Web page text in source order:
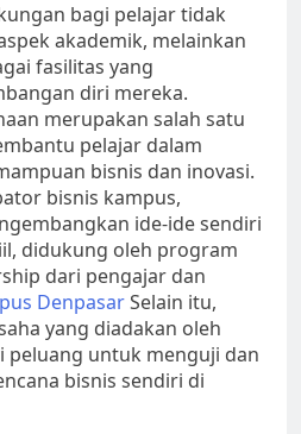
bagi pelajar tidak
akademik, melainkan
fasilitas yang
diri mereka.
merupakan salah satu
pelajar dalam
bisnis dan inovasi.
bisnis kampus,
ide-ide sendiri
didukung oleh program
dari pengajar dan
DenpasarSelain itu,
yang diadakan oleh
peluang untuk menguji dan
bisnis sendiri di